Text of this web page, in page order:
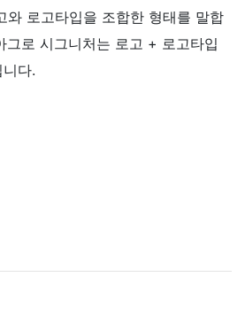
와 로고타입을 조합한 형태를 말합
그로 시그니처는 로고 + 로고타입
다.